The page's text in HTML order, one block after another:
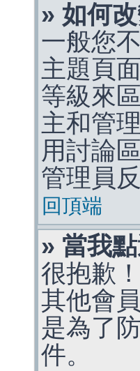
» 如何
一般您
主題頁
等級來
主和管
用討論
管理員
回頂端
» 當我
很抱歉
其他會
是為了
件。